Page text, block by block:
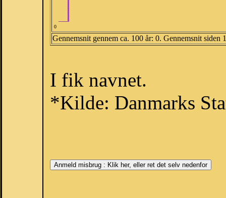
0
Gennemsnit gennem ca. 100 år: 0. Gennemsnit siden
I fik navnet.
*Kilde: Danmarks